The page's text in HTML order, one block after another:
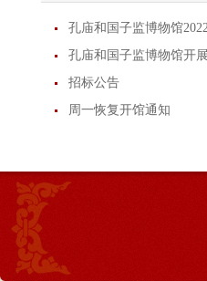
孔庙和国子监博物馆
孔庙和国子监博物馆开
招标公告
周一恢复开馆通知